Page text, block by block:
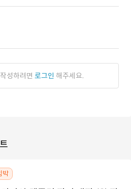
성하려면 로그인 해주세요.
박